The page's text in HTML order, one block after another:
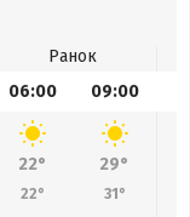
Ранок
06:00 09:00
22° 29°
22° 31°